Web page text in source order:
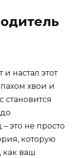
настал этот
хвои и
это не просто
которую
как ваш